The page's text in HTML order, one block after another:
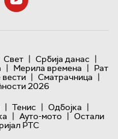
Свет | Србија данас |
| Мерила времена | Рат
| Сматрачница |
2026
| Тенис | Одбојка |
| Ауто-мото | Остали
РТС